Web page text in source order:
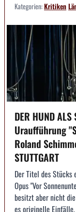
Kategorien:Kritiken
DER HUND ALS
Uraufführung
Roland
STUTTGART
Der Titel des Stücks
Opus "Vor
besitzt aber nicht
es originelle